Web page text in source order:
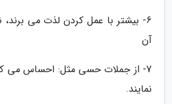
6- بیشتر با عمل کردن لذت می برند،
آن
7- از جملات حسی مثل: احساس می
نمایند.